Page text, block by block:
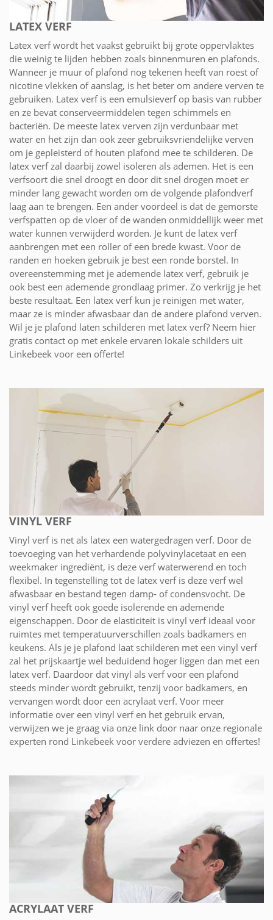
LATEX VERF
Latex verf wordt het vaakst gebruikt bij grote oppervlaktes
die weinig te lijden hebben zoals binnenmuren en plafonds.
Wanneer je muur of plafond nog tekenen heeft van roest of
nicotine vlekken of aanslag, is het beter om andere verven te
gebruiken. Latex verf is een emulsieverf op basis van rubber
en ze bevat conserveermiddelen tegen schimmels en
bacteriën. De meeste latex verven zijn verdunbaar met
water en het zijn dan ook zeer gebruiksvriendelijke verven
om je gepleisterd of houten plafond mee te schilderen. De
latex verf zal daarbij zowel isoleren als ademen. Het is een
verfsoort die snel droogt en door dit snel drogen moet er
minder lang gewacht worden om de volgende plafondverf
laag aan te brengen. Een ander voordeel is dat de gemorste
verfspatten op de vloer of de wanden onmiddellijk weer met
water kunnen verwijderd worden. Je kunt de latex verf
aanbrengen met een roller of een brede kwast. Voor de
randen en hoeken gebruik je best een ronde borstel. In
overeenstemming met je ademende latex verf, gebruik je
ook best een ademende grondlaag primer. Zo verkrijg je het
beste resultaat. Een latex verf kun je reinigen met water,
maar ze is minder afwasbaar dan de andere plafond verven.
Wil je je plafond laten schilderen met latex verf? Neem hier
gratis contact op met enkele ervaren lokale schilders uit
Linkebeek voor een offerte!
VINYL VERF
Vinyl verf is net als latex een watergedragen verf. Door de
toevoeging van het verhardende polyvinylacetaat en een
weekmaker ingrediënt, is deze verf waterwerend en toch
flexibel. In tegenstelling tot de latex verf is deze verf wel
afwasbaar en bestand tegen damp- of condensvocht. De
vinyl verf heeft ook goede isolerende en ademende
eigenschappen. Door de elasticiteit is vinyl verf ideaal voor
ruimtes met temperatuurverschillen zoals badkamers en
keukens. Als je je plafond laat schilderen met een vinyl verf
zal het prijskaartje wel beduidend hoger liggen dan met een
latex verf. Daardoor dat vinyl als verf voor een plafond
steeds minder wordt gebruikt, tenzij voor badkamers, en
vervangen wordt door een acrylaat verf. Voor meer
informatie over een vinyl verf en het gebruik ervan,
verwijzen we je graag via onze link door naar onze regionale
experten rond Linkebeek voor verdere adviezen en offertes!
ACRYLAAT VERF